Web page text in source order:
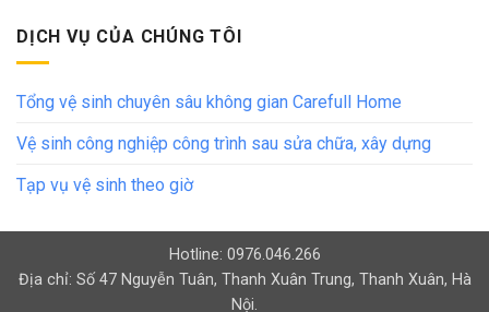
DỊCH VỤ CỦA CHÚNG TÔI
Tổng vệ sinh chuyên sâu không gian Carefull Home
Vệ sinh công nghiệp công trình sau sửa chữa, xây dựng
Tạp vụ vệ sinh theo giờ
Hotline: 0976.046.266
Địa chỉ: Số 47 Nguyễn Tuân, Thanh Xuân Trung, Thanh Xuân, Hà
Nội.